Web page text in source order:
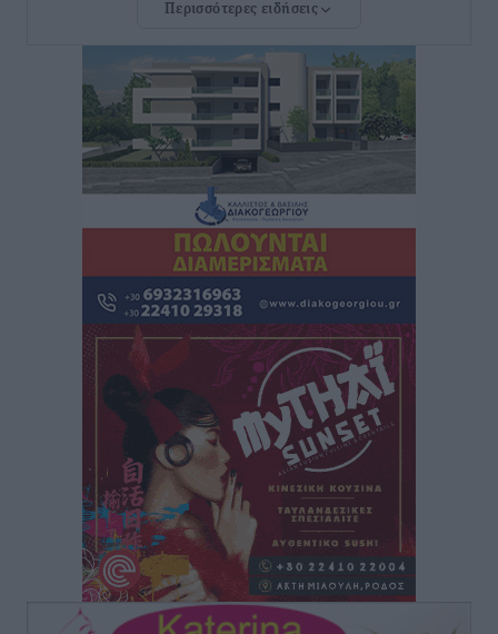
της Πολιτικής Προστασίας και ο Χάρτης Πρόβλεψης
ΑΑΔΕ: Αυξάνονται οι «καρφωτές» για φοροδιαφυγή
– Στο μικροσκόπιο τουριστικοί προορισμοί, ταμειακές
Δημόσιο: Το νέο καθεστώς επιλογής προϊσταμένων, τι
προβλέπει το νομοσχέδιο του Υπ. Εσωτερικών
Ειδήσεις • πριν 3 ώρες
Ποιες κατηγορίες καταστημάτων συγκεντρώνουν τη
μεγαλύτερη κίνηση
πριν 3 ώρες
Αστυπάλαια: Το φως που μένει αναμμένο στο κάστρο
Τοπικές Ειδήσεις• πριν 3 ώρες
Τουρισμός: «Φτωχός συγγενής κάμπινγκ και
τροχόσπιτα
Περισσότερες ειδήσεις